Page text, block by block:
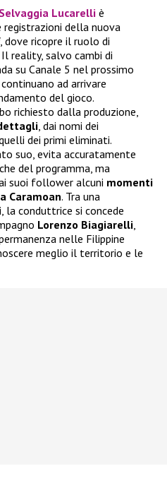
Selvaggia Lucarelli è
registrazioni della nuova
, dove ricopre il ruolo di
reality, salvo cambi di
su Canale 5 nel prossimo
ad arrivare
del gioco.
richiesto dalla produzione,
, dai nomi dei
dei primi eliminati.
suo, evita accuratamente
del programma, ma
suoi follower alcuni momenti
Caramoan. Tra una
la conduttrice si concede
Lorenzo Biagiarelli,
nelle Filippine
meglio il territorio e le